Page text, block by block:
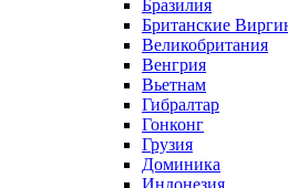
Бразилия
Британские
Великобритания
Венгрия
Вьетнам
Гибралтар
Гонконг
Грузия
Доминика
Индонезия